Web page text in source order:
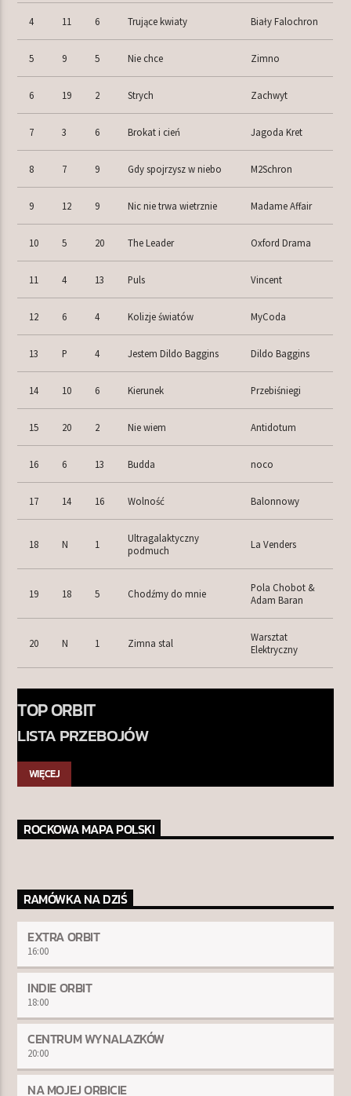
4 11 6 Trujące kwiaty Biały Falochron
5 9 5 Nie chce Zimno
6 19 2 Strych Zachwyt
7 3 6 Brokat i cień Jagoda Kret
8 7 9 Gdy spojrzysz w niebo M2Schron
9 12 9 Nic nie trwa wietrznie Madame Affair
10 5 20 The Leader Oxford Drama
11 4 13 Puls Vincent
12 6 4 Kolizje światów MyCoda
13 P 4 Jestem Dildo Baggins Dildo Baggins
14 10 6 Kierunek Przebiśniegi
15 20 2 Nie wiem Antidotum
16 6 13 Budda noco
17 14 16 Wolność Balonnowy
18 N 1
Ultragalaktyczny
podmuch
La Venders
19 18 5 Chodźmy do mnie
Pola Chobot &
Adam Baran
20 N 1 Zimna stal
Warsztat
Elektryczny
TOP ORBIT
LISTA PRZEBOJÓW
WIĘCEJ
ROCKOWA MAPA POLSKI
RAMÓWKA NA DZIŚ
EXTRA ORBIT
16:00
INDIE ORBIT
18:00
CENTRUM WYNALAZKÓW
20:00
NA MOJEJ ORBICIE